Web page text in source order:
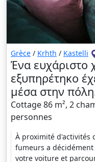
Grèce / Krhth / Kastelli
Ένα ευχάριστο
εξυπηρέτηκο
μέσα στην
Cottage 86 m², 2
personnes
À proximité d'activités
fumeurs a
votre voiture et